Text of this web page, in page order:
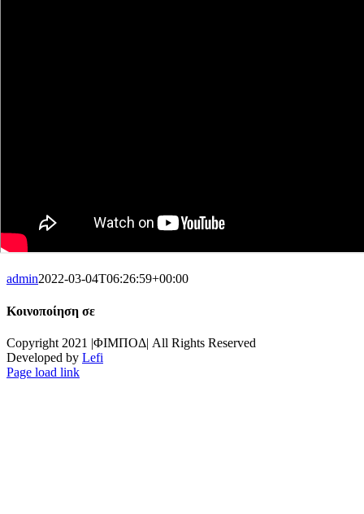
admin2022-03-04T06:26:59+00:00
Κοινοποίηση σε
Facebook
X
Copyright 2021 |ΦΙΜΠΟΔ| All Rights Reserved
Developed by Lefi
Page load link